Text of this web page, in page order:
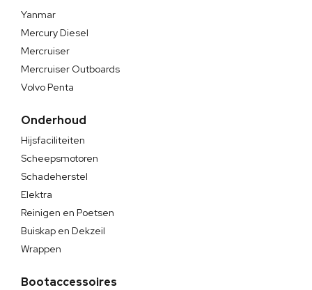
Yanmar
Mercury Diesel
Mercruiser
Mercruiser Outboards
Volvo Penta
Onderhoud
Hijsfaciliteiten
Scheepsmotoren
Schadeherstel
Elektra
Reinigen en Poetsen
Buiskap en Dekzeil
Wrappen
Bootaccessoires